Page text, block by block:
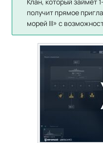
получит прямое
морей III» с